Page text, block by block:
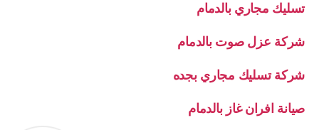
تسليك مجاري بالدمام
شركة عزل صوت بالدمام
شركة تسليك مجاري بجده
صيانة افران غاز بالدمام